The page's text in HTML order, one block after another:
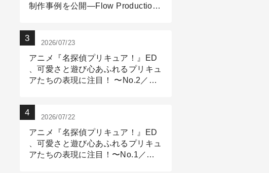
制作事例を公開―Flow Production
2026/07/23
アニメ『名探偵プリキュア！』ED
、可愛さと遊び心あふれるプリキュ
アたちの表現に注目！ 〜No.2／モ
2026/07/22
アニメ『名探偵プリキュア！』ED
、可愛さと遊び心あふれるプリキュ
アたちの表現に注目！〜No.1／演